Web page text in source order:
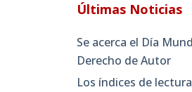
Últimas Noticias
Se acerca el Día
Derecho de Autor
Los índices de